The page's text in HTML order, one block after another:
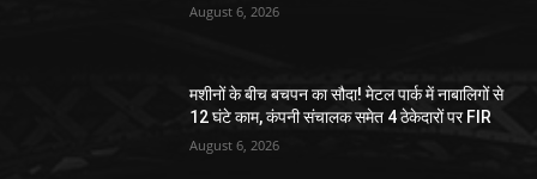
August 6, 2026
मशीनों के बीच बचपन का सौदा! मेटल पार्क में नाबालिगों से
12 घंटे काम, कंपनी संचालक समेत 4 ठेकेदारों पर FIR
August 6, 2026